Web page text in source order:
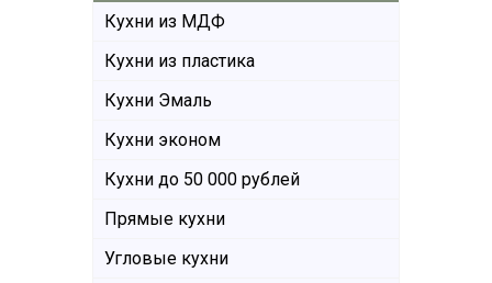
Кухни из МДФ
Кухни из пластика
Кухни Эмаль
Кухни эконом
Кухни до 50 000 рублей
Прямые кухни
Угловые кухни